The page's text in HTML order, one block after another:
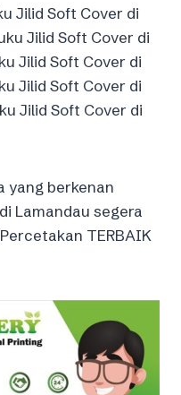
Jilid Soft Cover di
Jilid Soft Cover di
Jilid Soft Cover di
Jilid Soft Cover di
Jilid Soft Cover di
yang berkenan
Lamandau segera
TERBAIK